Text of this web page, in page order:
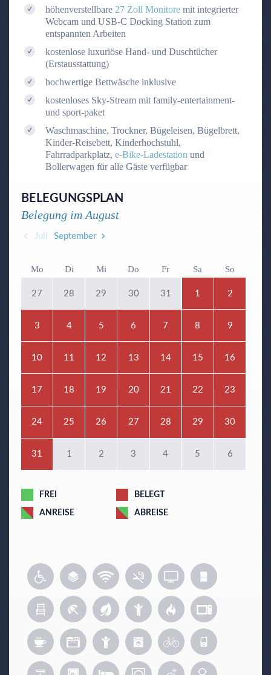
höhenverstellbare 27 Zoll Monitore mit integrierter
Webcam und USB-C Docking Station zum
entspannten Arbeiten
kostenlose luxuriöse Hand- und Duschtücher
(Erstausstattung)
hochwertige Bettwäsche inklusive
kostenloses Sky-Stream mit family-entertainment-
und sport-paket
Waschmaschine, Trockner, Bügeleisen, Bügelbrett,
Kinder-Reisebett, Kinderhochstuhl,
Fahrradparkplatz, e-Bike-Ladestation und
Bollerwagen für alle Gäste verfügbar
BELEGUNGSPLAN
Belegung im August
September
Juli
Mo Di Mi Do Fr Sa So
27 28 29 30 31 1 2
3 4 5 6 7 8 9
10 11 12 13 14 15 16
17 18 19 20 21 22 23
24 25 26 27 28 29 30
31 1 2 3 4 5 6
FREI BELEGT
ANREISE ABREISE